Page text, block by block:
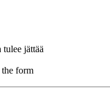
jättää
form